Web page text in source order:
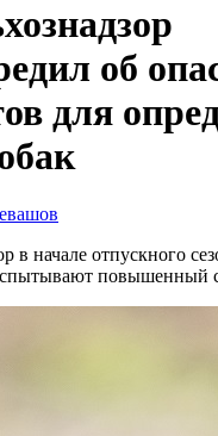
об
для
в начале отпускного
повышенный